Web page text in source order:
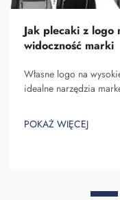
Jak plecaki z logo
widoczność marki
Własne logo na
idealne narzędzia
oczami wielu osób.
plecak na plecach...
POKAŻ WIĘCEJ